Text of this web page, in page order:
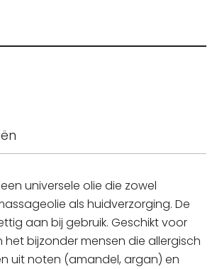
universele olie die zowel
als huidverzorging. De
aan bij gebruik. Geschikt voor
het bijzonder mensen die allergisch
uit noten (amandel, argan) en